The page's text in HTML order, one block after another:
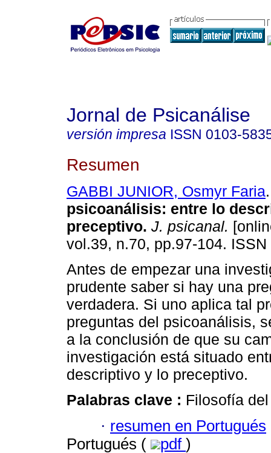
Jornal de Psicanálise
versión impresa ISSN 0103-
Resumen
GABBI JUNIOR, Osmyr Faria.
psicoanálisis: entre lo
preceptivo. J. psicanal.
vol.39, n.70, pp.97-104.
Antes de empezar una
prudente saber si hay una
verdadera. Si uno aplica tal
preguntas del psicoanálisis,
a la conclusión de que su
investigación está situado
descriptivo y lo preceptivo.
Palabras clave : Filosofía
· resumen en Portugués
Portugués (
pdf )